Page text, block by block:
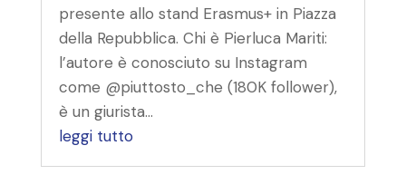
presente allo stand Erasmus+ in Piazza
della Repubblica. Chi è Pierluca Mariti:
l’autore è conosciuto su Instagram
come @piuttosto_che (180K follower),
è un giurista...
leggi tutto